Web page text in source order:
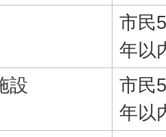
市民
年以
設
市民
年以